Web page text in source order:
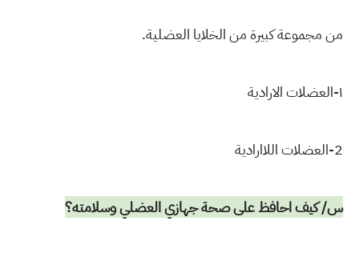
من مجموعة كبيرة من الخلايا العضلية.
١-العضلات الارادية
2-العضلات اللاارادية
س/ كيف احافظ على صحة جهازي العضلي وسلامته؟